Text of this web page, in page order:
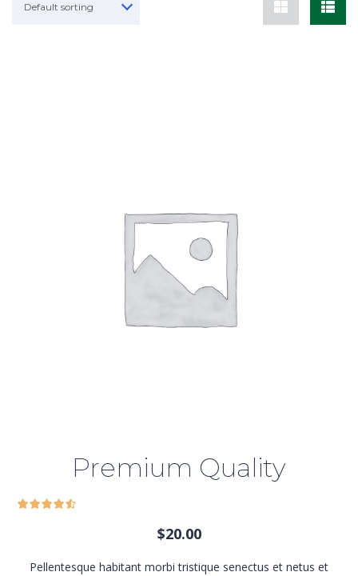
Default sorting
Premium Quality
$20.00
Pellentesque habitant morbi tristique senectus et netus et